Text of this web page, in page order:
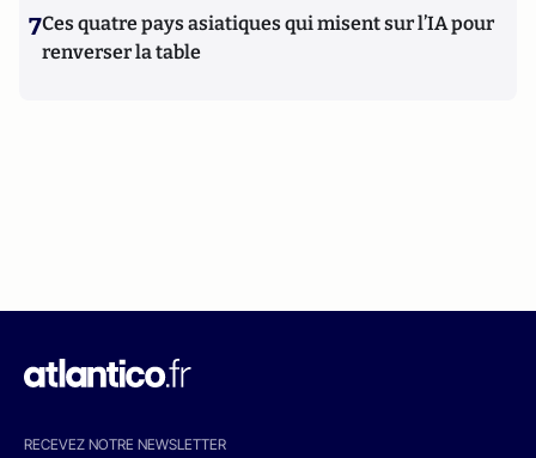
7Ces quatre pays asiatiques qui misent sur l’IA pour
renverser la table
RECEVEZ NOTRE NEWSLETTER